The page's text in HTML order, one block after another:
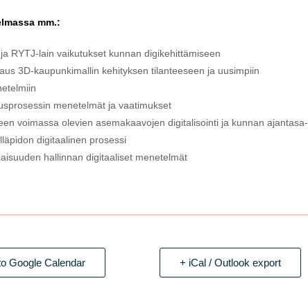
mm.:
RYTJ-lain vaikutukset kunnan digikehittämiseen
3D-kaupunkimallin kehityksen tilanteeseen ja uusimpiin
menetelmät ja vaatimukset
voimassa olevien asemakaavojen digitalisointi ja kunnan ajantasa-
digitaalinen prosessi
hallinnan digitaaliset menetelmät
Google Calendar + iCal / Outlook export